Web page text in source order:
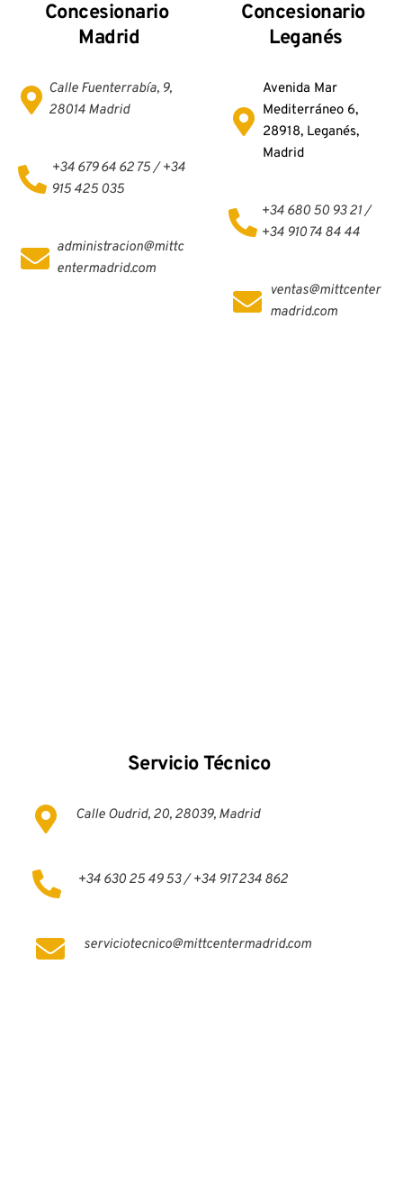
Concesionario
Madrid
Calle Fuenterrabía, 9,
28014 Madrid
+34 679 64 62 75 / +34
915 425 035
administracion@mittc
entermadrid.com
Concesionario
Leganés
Avenida Mar
Mediterráneo 6,
28918, Leganés,
Madrid
+34 680 50 93 21 /
+34 910 74 84 44
ventas@mittcenter
madrid.com
Servicio Técnico
Calle Oudrid, 20, 28039, Madrid
+34 630 25 49 53 / +34 917 234 862
serviciotecnico@mittcentermadrid.com